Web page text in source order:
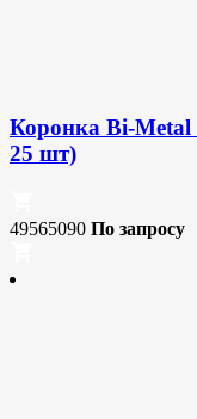
Коронка Bi-Metal
25 шт)
49565090 По запросу